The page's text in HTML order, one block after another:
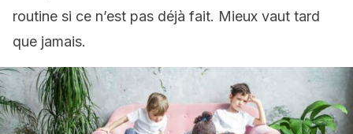
routine si ce n’est pas déjà fait. Mieux vaut tard
que jamais.